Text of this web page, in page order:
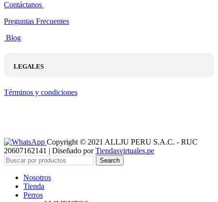
Contáctanos
Preguntas Frecuentes
Blog
LEGALES
Términos y condiciones
Copyright © 2021 ALLJU PERU S.A.C. - RUC
20607162141 | Diseñado porTiendasvirtuales.pe
Search
Nosotros
Tienda
Perros